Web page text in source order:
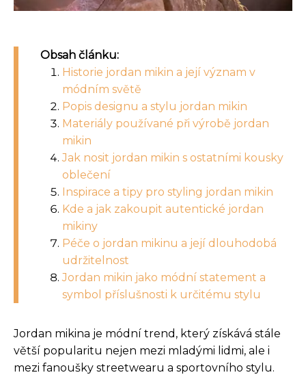
Obsah článku:
Historie jordan mikin a její význam v
módním světě
Popis designu a stylu jordan mikin
Materiály používané při výrobě jordan
mikin
Jak nosit jordan mikin s ostatními kousky
oblečení
Inspirace a tipy pro styling jordan mikin
Kde a jak zakoupit autentické jordan
mikiny
Péče o jordan mikinu a její dlouhodobá
udržitelnost
Jordan mikin jako módní statement a
symbol příslušnosti k určitému stylu
Jordan mikina je módní trend, který získává stále
větší popularitu nejen mezi mladými lidmi, ale i
mezi fanoušky streetwearu a sportovního stylu.